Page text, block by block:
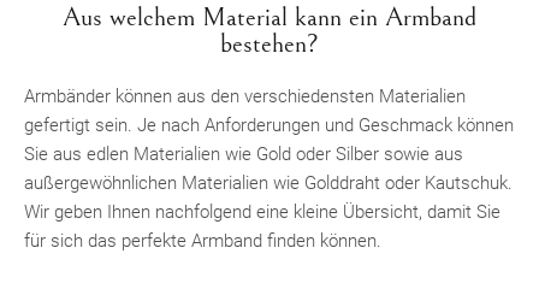
Aus welchem Material kann ein Armband
bestehen?
Armbänder können aus den verschiedensten Materialien
gefertigt sein. Je nach Anforderungen und Geschmack können
Sie aus edlen Materialien wie Gold oder Silber sowie aus
außergewöhnlichen Materialien wie Golddraht oder Kautschuk.
Wir geben Ihnen nachfolgend eine kleine Übersicht, damit Sie
für sich das perfekte Armband finden können.